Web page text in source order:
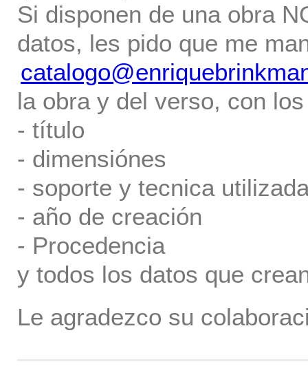
Si disponen de una obra
datos, les pido que me
la obra y del verso, con
- título
- dimensiónes
- soporte y tecnica
- año de creación
- Procedencia
y todos los datos que
Le agradezco su